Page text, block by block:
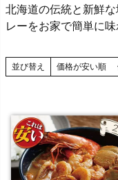
北海道の伝統と新鮮
レーをお家で簡単に
並び替え 価格が安い順